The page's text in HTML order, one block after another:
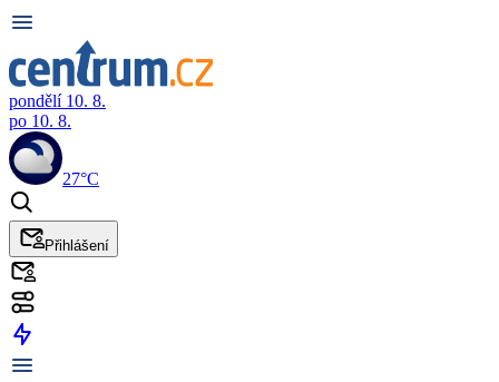
pondělí 10. 8.
po 10. 8.
27°C
Přihlášení